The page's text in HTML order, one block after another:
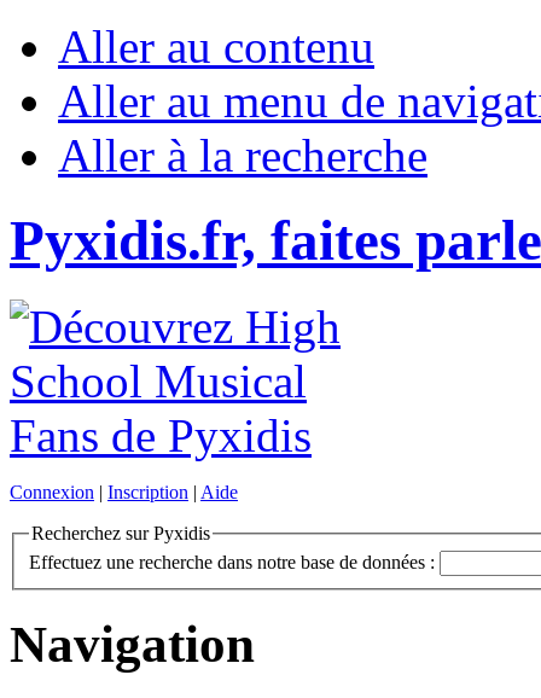
Aller au contenu
Aller au menu de
Aller à la recherche
Pyxidis.fr, faites
Connexion | Inscription | Aide
Recherchez sur Pyxidis
Effectuez une recherche dans notre base de données :
Navigation